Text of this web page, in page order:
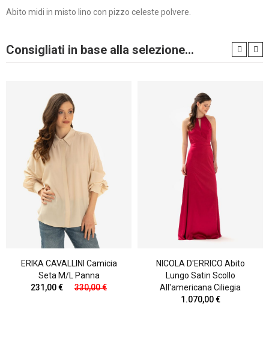
Abito midi in misto lino con pizzo celeste polvere.
Consigliati in base alla selezione...
ERIKA CAVALLINI Camicia
Seta M/l Panna
231,00 €
330,00 €
NICOLA D'ERRICO Abito
Lungo Satin Scollo
All'americana Ciliegia
1.070,00 €